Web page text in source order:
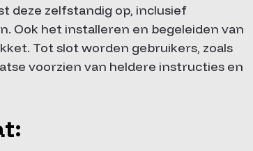
deze zelfstandig op, inclusief
Ook het installeren en begeleiden van
Tot slot worden gebruikers, zoals
voorzien van heldere instructies en